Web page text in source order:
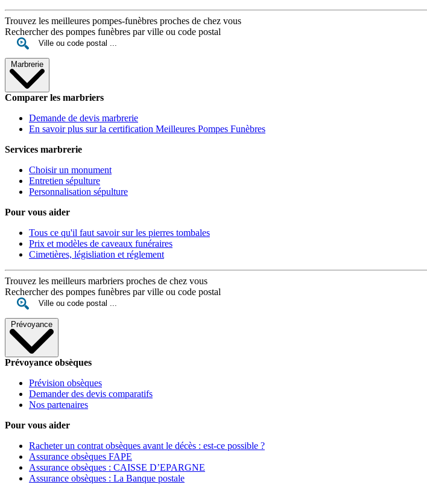
Trouvez les meilleures pompes-funèbres proches de chez vous
Rechercher des pompes funèbres par ville ou code postal
Marbrerie
Comparer les marbriers
Demande de devis marbrerie
En savoir plus sur la certification Meilleures Pompes Funèbres
Services marbrerie
Choisir un monument
Entretien sépulture
Personnalisation sépulture
Pour vous aider
Tous ce qu'il faut savoir sur les pierres tombales
Prix et modèles de caveaux funéraires
Cimetières, législiation et réglement
Trouvez les meilleurs marbriers proches de chez vous
Rechercher des pompes funèbres par ville ou code postal
Prévoyance
Prévoyance obsèques
Prévision obsèques
Demander des devis comparatifs
Nos partenaires
Pour vous aider
Racheter un contrat obsèques avant le décès : est-ce possible ?
Assurance obsèques FAPE
Assurance obsèques : CAISSE D’EPARGNE
Assurance obsèques : La Banque postale